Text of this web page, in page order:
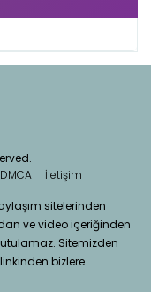
DMCA İletişim
sitelerinden
ve video içeriğinden
Sitemizden
bizlere